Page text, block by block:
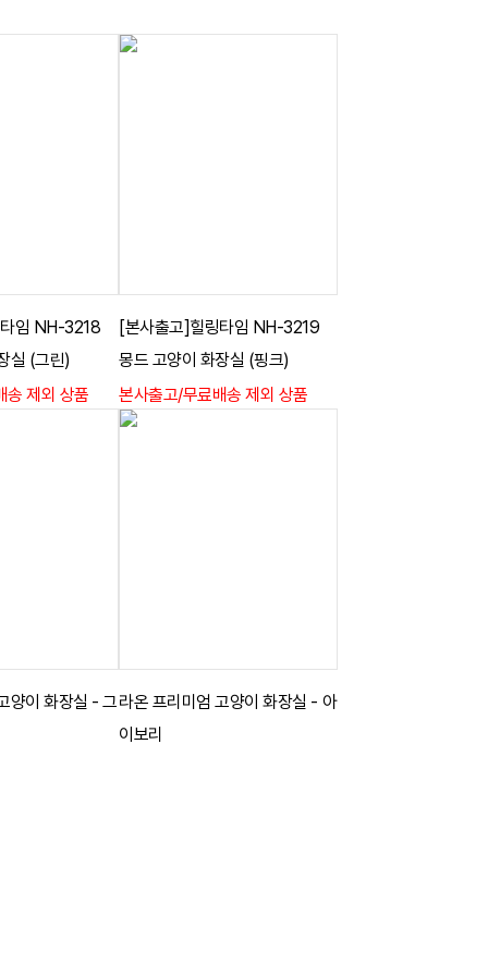
임 NH-3218
실 (그린)
송 제외 상품
[본사출고]힐링타임 NH-3219
몽드 고양이 화장실 (핑크)
본사출고/무료배송 제외 상품
양이 화장실 - 그라온 프리미엄 고양이 화장실 - 아
이보리